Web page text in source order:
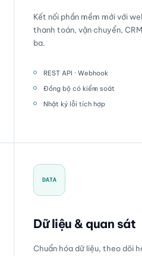
Kết nối phần mềm mới với
thanh toán, vận chuyển,
ba.
REST API · Webhook
Đồng bộ có kiểm soát
Nhật ký lỗi tích hợp
DATA
Dữ liệu & quan sát
Chuẩn hóa dữ liệu, theo dõi